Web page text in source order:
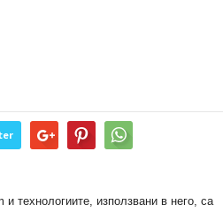
технологиите, използвани в него, са